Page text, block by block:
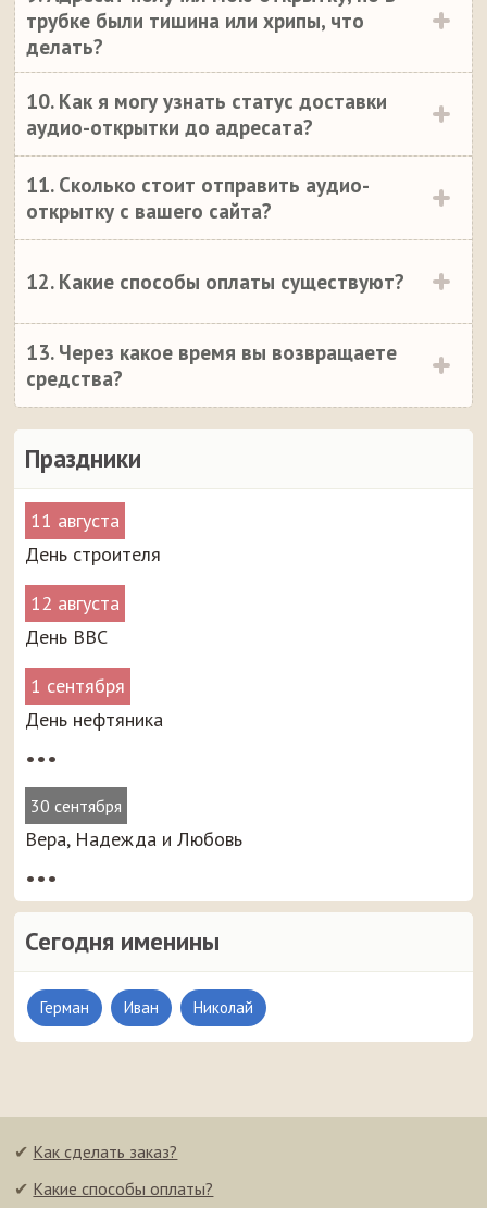
Праздники
11 августа
День строителя
12 августа
День ВВС
1 сентября
День нефтяника
•••
30 сентября
Вера, Надежда и Любовь
•••
Сегодня именины
Герман Иван Николай
трубке были тишина или хрипы, что
делать?
10. Как я могу узнать статус доставки
аудио-открытки до адресата?
11. Сколько стоит отправить аудио-
открытку с вашего сайта?
12. Какие способы оплаты существуют?
13. Через какое время вы возвращаете
средства?
✔ Как сделать заказ?
✔ Какие способы оплаты?